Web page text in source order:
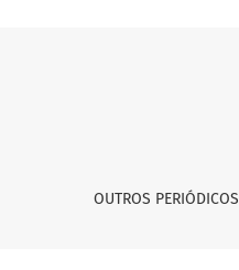
OUTROS PERIÓDICOS